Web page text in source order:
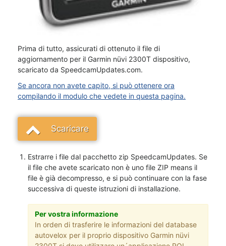
Prima di tutto, assicurati di ottenuto il file di
aggiornamento per il Garmin nüvi 2300T dispositivo,
scaricato da SpeedcamUpdates.com.
Se ancora non avete capito, si può ottenere ora
compilando il modulo che vedete in questa pagina.
Scaricare
Estrarre i file dal pacchetto zip SpeedcamUpdates. Se
il file che avete scaricato non è uno file ZIP means il
file è già decompresso, e si può continuare con la fase
successiva di queste istruzioni di installazione.
Per vostra informazione
In orden di trasferire le informazioni del database
autovelox per il proprio dispositivo Garmin nüvi